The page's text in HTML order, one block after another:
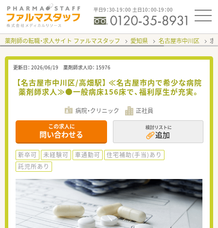
平日9：30-19：00 土日10：00-19：00
薬剤師の転職・求人サイト ファルマスタッフ 愛知県 名古屋市中川区 求
更新日： 2026/06/19 薬剤師求人ID： 15976
【名古屋市中川区/高畑駅】 ≪名古屋市内で希少な病院
薬剤師求人≫●一般病床156床で、福利厚生が充実。
病院・クリニック 正社員
この求人に
問い合わせる
検討リストに
追加
新卒可 未経験可 車通勤可
住宅補助(手当)あり
託児所あり